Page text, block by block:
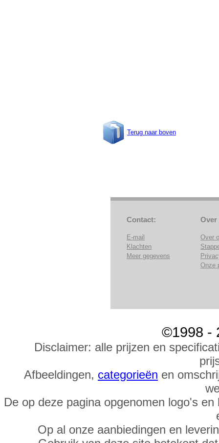
Terug naar boven
Contact:
E-mail
Klachten
Meer gegevens
Over
Over
Onze
©1998 -
Disclaimer: alle prijzen en
Afbeeldingen, categorieën en
De op deze pagina opgenomen logo's
Op al onze aanbiedingen en